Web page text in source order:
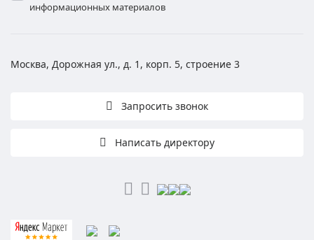
информационных материалов
Москва, Дорожная ул., д. 1, корп. 5, строение 3
Запросить звонок
Написать директору